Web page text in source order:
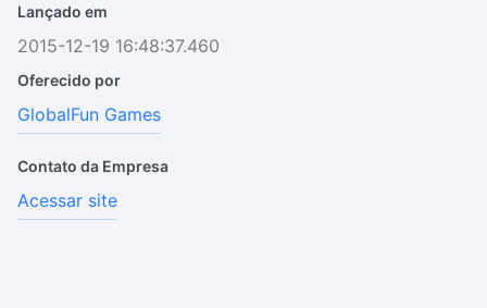
Lançado em
2015-12-19 16:48:37.460
Oferecido por
GlobalFun Games
Contato da Empresa
Acessar site